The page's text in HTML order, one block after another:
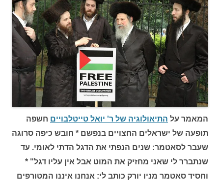
המאמר על התיאולוגיה של ר' יואל טייטלבויים חשפה
תופעה של ישראלים החצויים בנפשם * חובש כיפה סרוגה
שעבר לסאטמר: שנים הנפתי את הדגל הדתי לאומי. עד
שנתברר לי שאני מחזיק את המוט אבל אין עליו דגל" *
וחסיד סאטמר מניו יורק כותב לי: אנחנו איננו המטורפים